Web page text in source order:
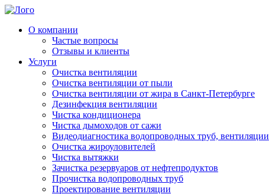
О компании
Частые вопросы
Отзывы и клиенты
Услуги
Очистка вентиляции
Очистка вентиляции от пыли
Очистка вентиляции от жира в Санкт-Петербурге
Дезинфекция вентиляции
Чистка кондиционера
Чистка дымоходов от сажи
Видеодиагностика водопроводных труб, вентиляции
Очистка жироуловителей
Чистка вытяжки
Зачистка резервуаров от нефтепродуктов
Прочистка водопроводных труб
Проектирование вентиляции